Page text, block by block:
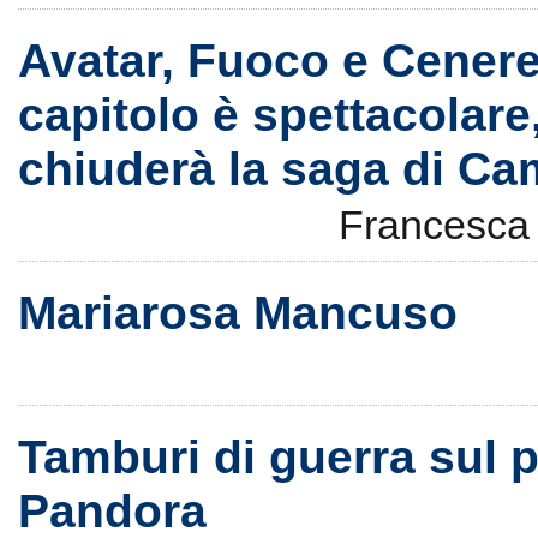
Avatar, Fuoco e
capitolo è
chiuderà la saga di
Mariarosa Mancuso
Tamburi di guerra sul
Pandora